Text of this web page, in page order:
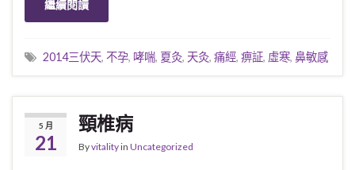
繼續閱讀
2014三伏天, 不孕, 哮喘, 夏灸, 天灸, 痛經, 痹証, 虛寒, 鼻敏感
5 月
21
頸椎病
Byvitalityin Uncategorized